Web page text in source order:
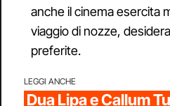
anche il cinema esercita
viaggio di nozze,
preferite.
LEGGI ANCHE
Dua Lipa e Callum